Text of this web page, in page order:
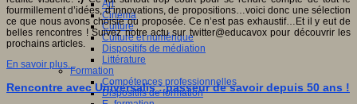
Art
Cinéma
Culture
Culture et numérique
Dispositifs de médiation
Littérature
Formation
Compétences professionnelles
Dispositifs de formation
fourmillement d’idées, d’innovations, de propositions…voici donc une sélection
ce que nous avons choisie ou proposée. Ce n’est pas exhaustif…Et il y eut de
belles rencontres ! Suivez notre actu sur twitter@educavox pour découvrir les
prochains articles.
En savoir plus...
Rencontre avec Universalis : passeur de savoir depuis 50 ans !